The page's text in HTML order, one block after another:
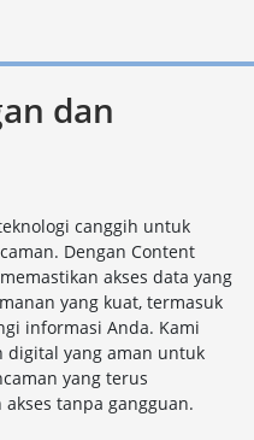
dan
canggih untuk
Dengan Content
akses data yang
yang kuat, termasuk
informasi Anda. Kami
digital yang aman untuk
yang terus
tanpa gangguan.